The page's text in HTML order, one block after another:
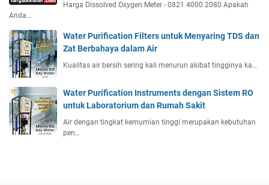
Harga Dissolved Oxygen Meter - 0821 4000 2080 Apakah
Anda…
Water Purification Filters untuk Menyaring TDS dan
Zat Berbahaya dalam Air
Kualitas air bersih sering kali menurun akibat tingginya ka…
Water Purification Instruments dengan Sistem RO
untuk Laboratorium dan Rumah Sakit
Air dengan tingkat kemurnian tinggi merupakan kebutuhan
pen…